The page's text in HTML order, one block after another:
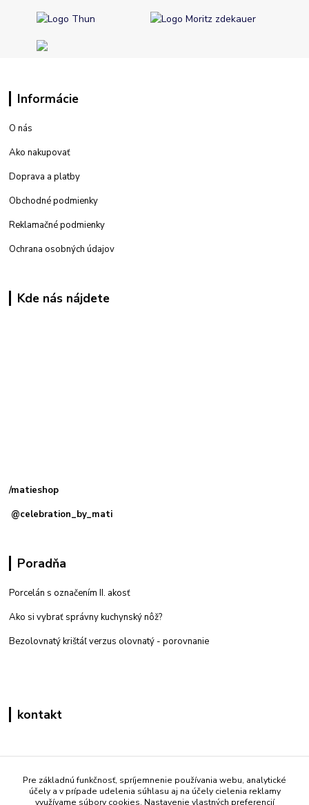
Informácie
O nás
Ako nakupovať
Doprava a platby
Obchodné podmienky
Reklamačné podmienky
Ochrana osobných údajov
Kde nás nájdete
/matieshop
@celebration_by_mati
Poradňa
Porcelán s označením II. akosť
Ako si vybrať správny kuchynský nôž?
Bezolovnatý krištáľ verzus olovnatý - porovnanie
kontakt
+421 908 861 051
(Po - Pia 7:30-15:30)
Pre základnú funkčnosť, spríjemnenie používania webu, analytické
účely a v prípade udelenia súhlasu aj na účely cielenia reklamy
využívame súbory cookies. Nastavenie vlastných preferencií